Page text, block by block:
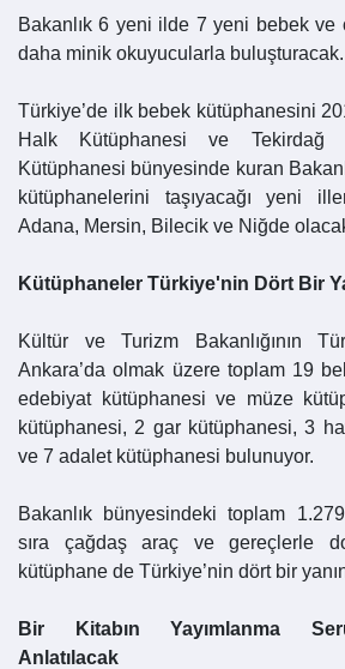
Bakanlık 6 yeni ilde 7 yeni bebek ve
daha minik okuyucularla buluşturacak.
Türkiye’de ilk bebek kütüphanesini
Halk Kütüphanesi ve
Kütüphanesi bünyesinde kuran
kütüphanelerini taşıyacağı yeni
Adana, Mersin, Bilecik ve Niğde
Kütüphaneler Türkiye'nin Dört Bir
Kültür ve Turizm Bakanlığının
Ankara’da olmak üzere toplam 19
edebiyat kütüphanesi ve müze
kütüphanesi, 2 gar kütüphanesi, 3
ve 7 adalet kütüphanesi bulunuyor.
Bakanlık bünyesindeki toplam
sıra çağdaş araç ve gereçlerle
kütüphane de Türkiye’nin dört bir
Bir Kitabın Yayımlanma
Anlatılacak